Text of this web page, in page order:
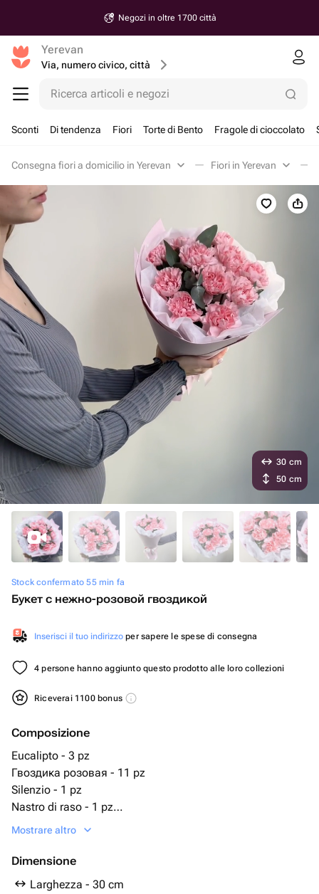
Negozi in oltre 1700 città
Yerevan
Via, numero civico, città
Ricerca articoli e negozi
Sconti Di tendenza Fiori Torte di Bento Fragole di cioccolato
Consegna fiori a domicilio in Yerevan Fiori in Yerevan
Stock confermato 55 min fa
Букет с нежно-розовой гвоздикой
Inserisci il tuo indirizzo per sapere le spese di consegna
4 persone hanno aggiunto questo prodotto alle loro collezioni
Riceverai 1100 bonus
Composizione
Eucalipto - 3 pz
Гвоздика розовая - 11 pz
Silenzio - 1 pz
Nastro di raso - 1 pz
Confezione di design - 3 pz
Mostrare altro
Dimensione
Larghezza - 30 cm
30 cm
50 cm